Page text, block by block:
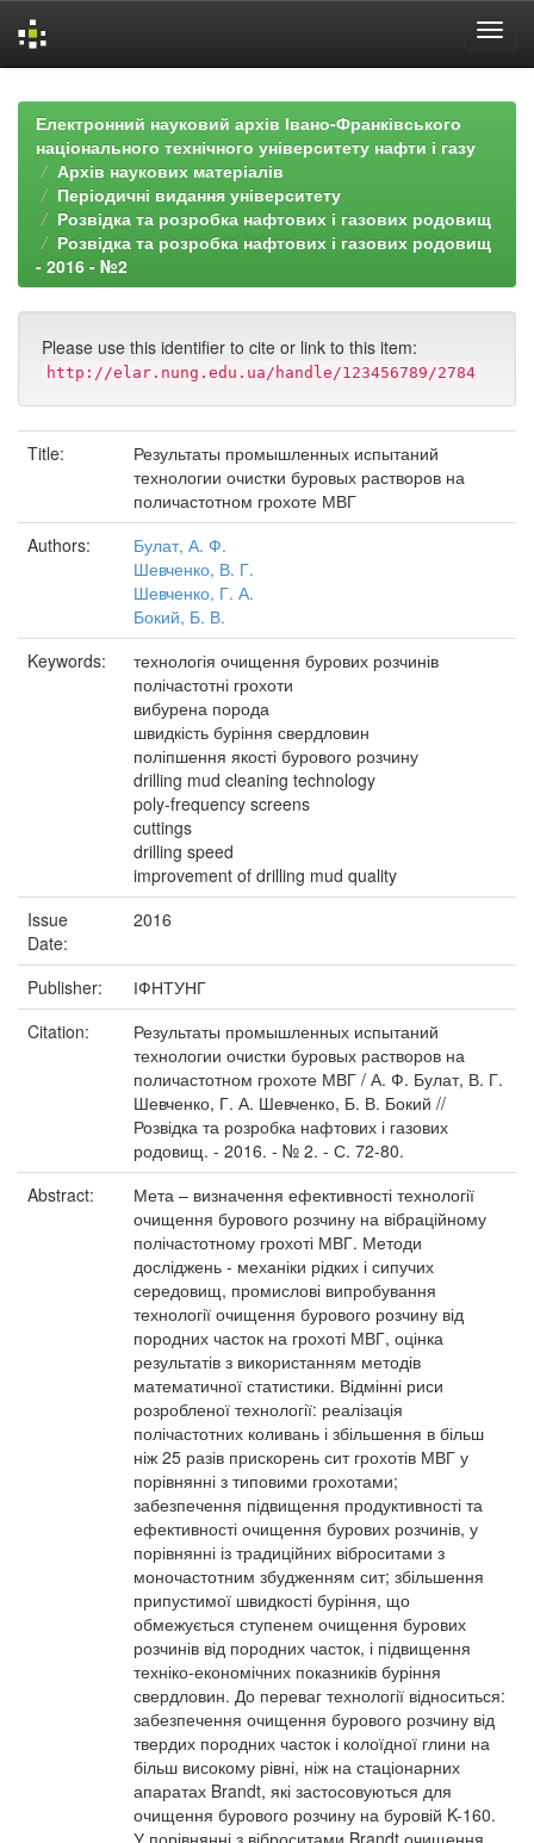
navigationЕлектронний науковий архів Івано-Франківського
національного технічного університету нафти і газу
Архів наукових матеріалів
Періодичні видання університету
Розвідка та розробка нафтових і газових родовищ
Розвідка та розробка нафтових і газових родовищ
- 2016 - №2
Please use this identifier to cite or link to this item:
http://elar.nung.edu.ua/handle/123456789/2784
Title:
Результаты промышленных испытаний
технологии очистки буровых растворов на
поличастотном грохоте МВГ
Authors:
Булат, А. Ф.
Шевченко, В. Г.
Шевченко, Г. А.
Бокий, Б. В.
Keywords:
технологія очищення бурових розчинів
полічастотні грохоти
вибурена порода
швидкість буріння свердловин
поліпшення якості бурового розчину
drilling mud cleaning technology
poly-frequency screens
cuttings
drilling speed
improvement of drilling mud quality
Issue
Date:
2016
Publisher:
ІФНТУНГ
Citation:
Результаты промышленных испытаний
технологии очистки буровых растворов на
поличастотном грохоте МВГ / А. Ф. Булат, В. Г.
Шевченко, Г. А. Шевченко, Б. В. Бокий //
Розвідка та розробка нафтових і газових
родовищ. - 2016. - № 2. - С. 72-80.
Abstract:
Мета – визначення ефективності технології
очищення бурового розчину на вібраційному
полічастотному грохоті МВГ. Методи
досліджень - механіки рідких і сипучих
середовищ, промислові випробування
технології очищення бурового розчину від
породних часток на грохоті МВГ, оцінка
результатів з використанням методів
математичної статистики. Відмінні риси
розробленої технології: реалізація
полічастотних коливань і збільшення в більш
ніж 25 разів прискорень сит грохотів МВГ у
порівнянні з типовими грохотами;
забезпечення підвищення продуктивності та
ефективності очищення бурових розчинів, у
порівнянні із традиційних віброситами з
моночастотним збудженням сит; збільшення
припустимої швидкості буріння, що
обмежується ступенем очищення бурових
розчинів від породних часток, і підвищення
техніко-економічних показників буріння
свердловин. До переваг технології відноситься:
забезпечення очищення бурового розчину від
твердих породних часток і колоїдної глини на
більш високому рівні, ніж на стаціонарних
апаратах Brandt, які застосовуються для
очищення бурового розчину на буровій K-160.
У порівнянні з віброситами Brandt очищення